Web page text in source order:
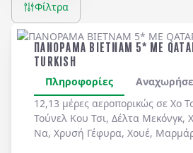
Φίλτρα
ΠΑΝΟΡΑΜΑ ΒΙΕΤΝΑΜ 5* ME
TURKISH
Πληροφορίες
12,13 μέρες αεροπορικώς σε Χο
Τούνελ Κου Τσι, Δέλτα Μεκόνγκ,
Να, Χρυσή Γέφυρα, Χουέ,